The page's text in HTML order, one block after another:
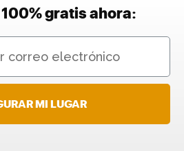
gratis ahora:
MI LUGAR